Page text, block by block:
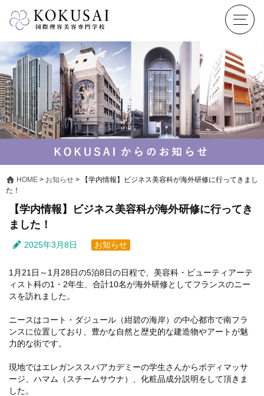
HOME > お知らせ >
【学内情報】ビジネス美容科が海外研修に行ってきまし
た！
【学内情報】ビジネス美容科が海外研修に行ってき
ました！
2025年3月8日 お知らせ
1月21日～1月28日の5泊8日の日程で、美容科・ビューティアーテ
ィスト科の1・2年生、合計10名が海外研修としてフランスのニー
スを訪れました。
ニースはコート・ダジュール（紺碧の海岸）の中心都市で南フラ
ンスに位置しており、豊かな自然と歴史的な建造物やアートが魅
力的な街です。
現地ではエレガンススパアカデミーの学生さんからボディマッサ
ージ、ハマム（スチームサウナ）、化粧品成分説明をして頂きま
した。